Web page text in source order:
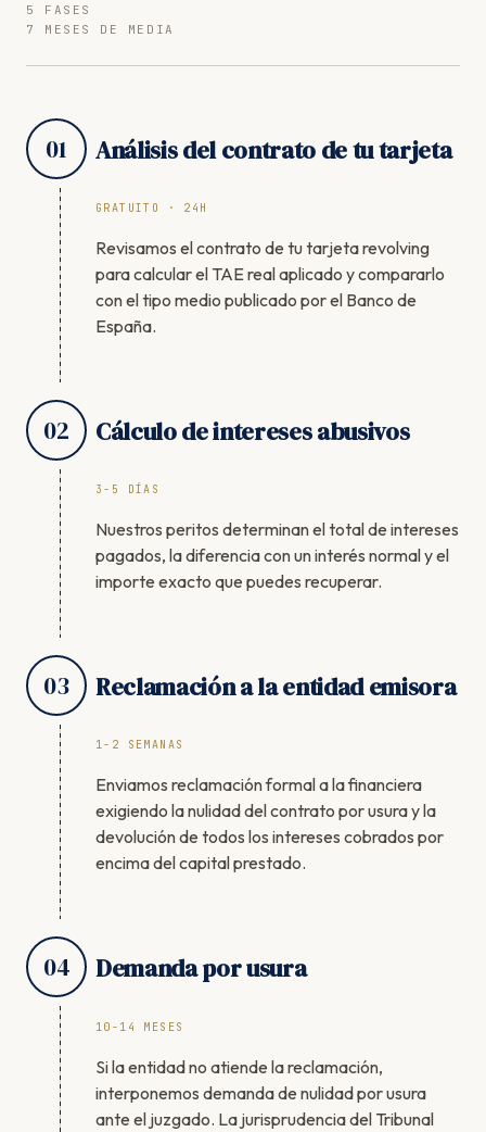
5 FASES
7 MESES DE MEDIA
01 Análisis del contrato de tu tarjeta
GRATUITO · 24H
Revisamos el contrato de tu tarjeta revolving
para calcular el TAE real aplicado y compararlo
con el tipo medio publicado por el Banco de
España.
02 Cálculo de intereses abusivos
3-5 DÍAS
Nuestros peritos determinan el total de intereses
pagados, la diferencia con un interés normal y el
importe exacto que puedes recuperar.
03 Reclamación a la entidad emisora
1-2 SEMANAS
Enviamos reclamación formal a la financiera
exigiendo la nulidad del contrato por usura y la
devolución de todos los intereses cobrados por
encima del capital prestado.
04 Demanda por usura
10-14 MESES
Si la entidad no atiende la reclamación,
interponemos demanda de nulidad por usura
ante el juzgado. La jurisprudencia del Tribunal